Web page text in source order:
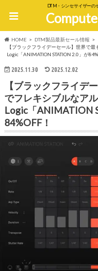
DTM・シンセサイザーの
HOME
DTM製品最新セール情報
【ブラックフライデーセール】世界で
Logic「ANIMATION STATION 2.0」が
2025.11.30 2025.12.02
【ブラックフライデ
でフレキシブルなア
Logic「ANIMATION
84%OFF！